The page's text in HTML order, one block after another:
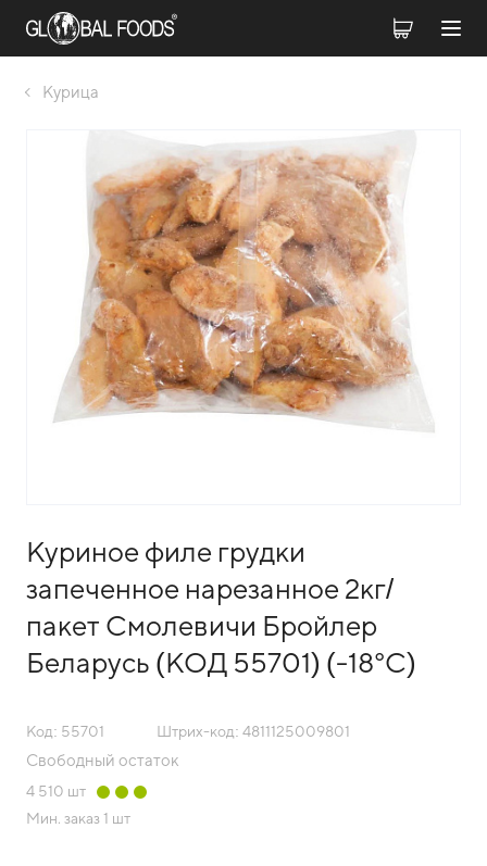
Курица
Куриное филе грудки
запеченное нарезанное 2кг/
пакет Смолевичи Бройлер
Беларусь (КОД 55701) (-18°С)
Код: 55701 Штрих-код: 4811125009801
Свободный остаток
4 510 шт
Мин. заказ 1 шт